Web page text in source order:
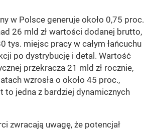
w Polsce generuje około 0,75 proc.
26 mld zł wartości dodanej brutto,
tys. miejsc pracy w całym łańcuchu
po dystrybucję i detal. Wartość
przekracza 21 mld zł rocznie,
wzrosła o około 45 proc.,
to jedna z bardziej dynamicznych
zwracają uwagę, że potencjał